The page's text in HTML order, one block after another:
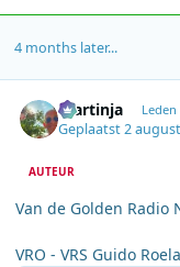
4 months later...
martinja Leden
Geplaatst2
AUTEUR
Van de Golden Radio
VRO - VRS Guido